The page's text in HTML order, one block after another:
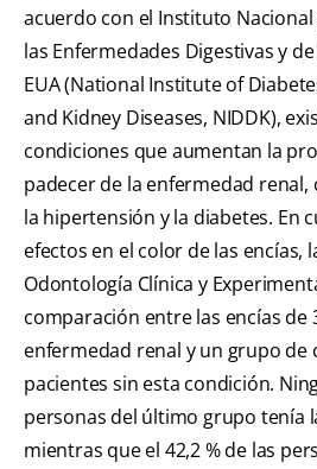
acuerdo con el Instituto
las Enfermedades Digestivas y
EUA (National Institute of
and Kidney Diseases, NIDDK),
condiciones que aumentan la
padecer de la enfermedad
la hipertensión y la diabetes. En
efectos en el color de las encías,
Odontología Clínica y
comparación entre las encías de
enfermedad renal y un grupo de
pacientes sin esta condición.
personas del último grupo tenía
mientras que el 42,2 % de las